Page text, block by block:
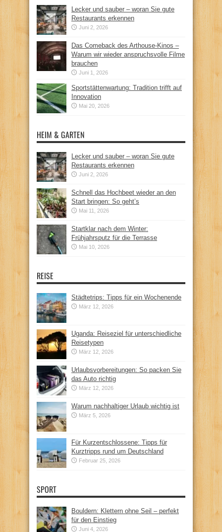
Lecker und sauber – woran Sie gute
Restaurants erkennen
Juni 2, 2026
Das Comeback des Arthouse-Kinos –
Warum wir wieder anspruchsvolle Filme
brauchen
Juni 1, 2026
Sportstättenwartung: Tradition trifft auf
Innovation
Mai 20, 2026
HEIM & GARTEN
Lecker und sauber – woran Sie gute
Restaurants erkennen
Juni 2, 2026
Schnell das Hochbeet wieder an den
Start bringen: So geht’s
Mai 11, 2026
Startklar nach dem Winter:
Frühjahrsputz für die Terrasse
Mai 10, 2026
REISE
Städtetrips: Tipps für ein Wochenende
März 12, 2026
Uganda: Reiseziel für unterschiedliche
Reisetypen
März 12, 2026
Urlaubsvorbereitungen: So packen Sie
das Auto richtig
März 12, 2026
Warum nachhaltiger Urlaub wichtig ist
März 5, 2026
Für Kurzentschlossene: Tipps für
Kurztripps rund um Deutschland
Februar 25, 2026
SPORT
Bouldern: Klettern ohne Seil – perfekt
für den Einstieg
Juni 4, 2026